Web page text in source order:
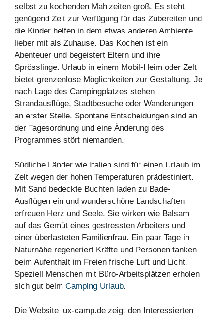
selbst zu kochenden Mahlzeiten groß. Es steht
genügend Zeit zur Verfügung für das Zubereiten und
die Kinder helfen in dem etwas anderen Ambiente
lieber mit als Zuhause. Das Kochen ist ein
Abenteuer und begeistert Eltern und ihre
Sprösslinge. Urlaub in einem Mobil-Heim oder Zelt
bietet grenzenlose Möglichkeiten zur Gestaltung. Je
nach Lage des Campingplatzes stehen
Strandausflüge, Stadtbesuche oder Wanderungen
an erster Stelle. Spontane Entscheidungen sind an
der Tagesordnung und eine Änderung des
Programmes stört niemanden.
Südliche Länder wie Italien sind für einen Urlaub im
Zelt wegen der hohen Temperaturen prädestiniert.
Mit Sand bedeckte Buchten laden zu Bade-
Ausflügen ein und wunderschöne Landschaften
erfreuen Herz und Seele. Sie wirken wie Balsam
auf das Gemüt eines gestressten Arbeiters und
einer überlasteten Familienfrau. Ein paar Tage in
Naturnähe regeneriert Kräfte und Personen tanken
beim Aufenthalt im Freien frische Luft und Licht.
Speziell Menschen mit Büro-Arbeitsplätzen erholen
sich gut beim Camping Urlaub.
Die Website lux-camp.de zeigt den Interessierten